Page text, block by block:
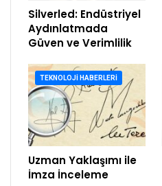
Silverled: Endüstriyel
Aydınlatmada
Güven ve Verimlilik
TEKNOLOJI HABERLERI
Uzman Yaklaşımı ile
İmza İnceleme